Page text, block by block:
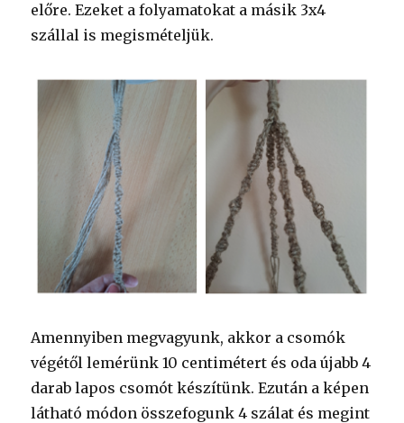
előre. Ezeket a folyamatokat a másik 3x4
szállal is megismételjük.
Amennyiben megvagyunk, akkor a csomók
végétől lemérünk 10 centimétert és oda újabb 4
darab lapos csomót készítünk. Ezután a képen
látható módon összefogunk 4 szálat és megint